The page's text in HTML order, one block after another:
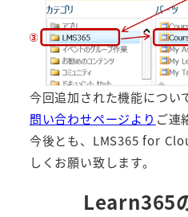
今回追加された機能につい
問い合わせページより ご連
今後とも、LMS365 for
しくお願い致します。
Learn365